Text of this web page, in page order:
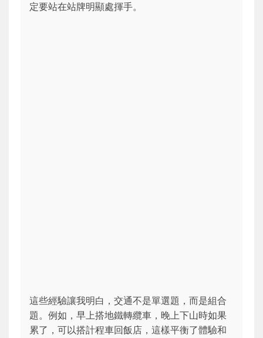
定要站在站牌明顯處揮手。
這些經驗讓我明白，交通不是單選題，而是組合
題。例如，早上搭地鐵轉纜車，晚上下山時如果
累了，可以搭計程車回飯店，這樣平衡了體驗和